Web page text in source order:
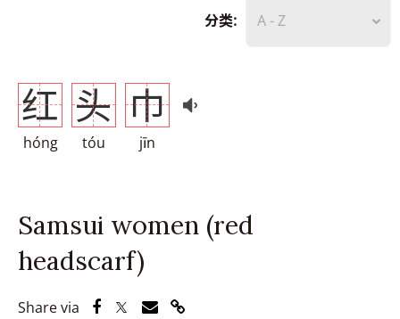
分类: A - Z
红
hóng
头
tóu
巾
jīn
Samsui women (red
headscarf)
Share via Share via Facebook
Share via Twitter
Share via Email
Share via Link